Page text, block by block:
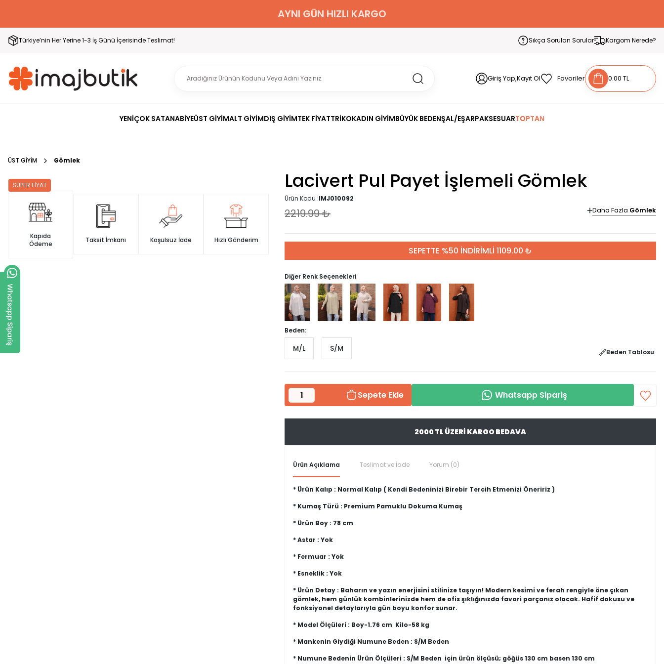
2000 TL ÜZERİ KARGO BEDAVA
Türkiye’nin Her Yerine 1-3 İş Günü İçerisinde Teslimat! Sıkça Sorulan Sorular Kargom Nerede?
Giriş Yap,Kayıt Ol Favoriler 0.00 TL
YENİÇOK SATANABİYEÜST GİYİMALT GİYİMDIŞ GİYİMTEK FİYATTRİKOKADIN GİYİMBÜYÜK BEDENŞAL/EŞARPAKSESUARTOPTAN
ÜST GİYİM Gömlek
SÜPER FİYAT
Kapıda
Ödeme
Taksit İmkanı Koşulsuz İade Hızlı Gönderim
Lacivert Pul Payet İşlemeli Gömlek
Ürün Kodu :IMJ010092
2219.99₺ Daha Fazla Gömlek
SEPETTE %50 İNDİRİMLİ 1109.00 ₺
Diğer Renk Seçenekleri
Beden:
M/L S/M Beden Tablosu
Sepete Ekle Whatsapp Sipariş
2000 TL ÜZERİ KARGO BEDAVA
Ürün Açıklama Teslimat ve İade Yorum (0)
* Ürün Kalıp : Normal Kalıp ( Kendi Bedeninizi Birebir Tercih Etmenizi Öneririz )
* Kumaş Türü : Premium Pamuklu Dokuma Kumaş
* Ürün Boy : 78 cm
* Astar : Yok
* Fermuar : Yok
* Esneklik : Yok
* Ürün Detay : Baharın ve yazın enerjisini stilinize taşıyın! Modern kesimi ve ferah rengiyle öne çıkan
gömlek, hem günlük kombinlerinizde hem de ofis şıklığınızda favori parçanız olacak. Hafif dokusu ve
fonksiyonel detaylarıyla gün boyu konfor sunar.
* Model Ölçüleri : Boy-1.76 cm Kilo-58 kg
* Mankenin Giydiği Numune Beden : S/M Beden
* Numune Bedenin Ürün Ölçüleri : S/M Beden için ürün ölçüsü; göğüs 130 cm basen 130 cm